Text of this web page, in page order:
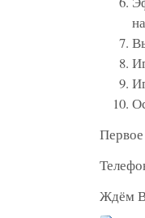
Первое
Ждём